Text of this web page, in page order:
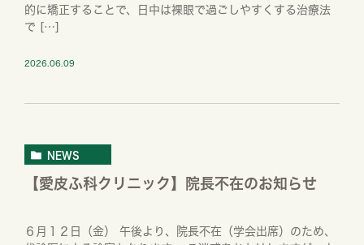
的に矯正することで、日中は裸眼で過ごしやすくする治療法
で […]
2026.06.09
NEWS
【愛皮ふ科クリニック】院長不在のお知らせ
６月１２日（金） 午後より、院長不在（学会出席）のため、